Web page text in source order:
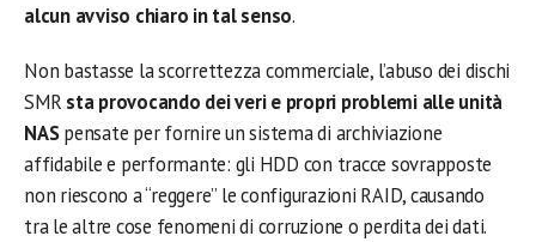
alcun avviso chiaro in tal senso.
Non bastasse la scorrettezza commerciale, l’abuso dei dischi
SMR sta provocando dei veri e propri problemi alle unità
NASpensate per fornire un sistema di archiviazione
affidabile e performante: gli HDD con tracce sovrapposte
non riescono a “reggere” le configurazioni RAID, causando
tra le altre cose fenomeni di corruzione o perdita dei dati.